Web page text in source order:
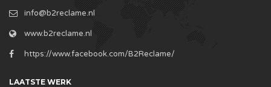
info@b2reclame.nl
www.b2reclame.nl
https://www.facebook.com/B2Reclame/
LAATSTE WERK